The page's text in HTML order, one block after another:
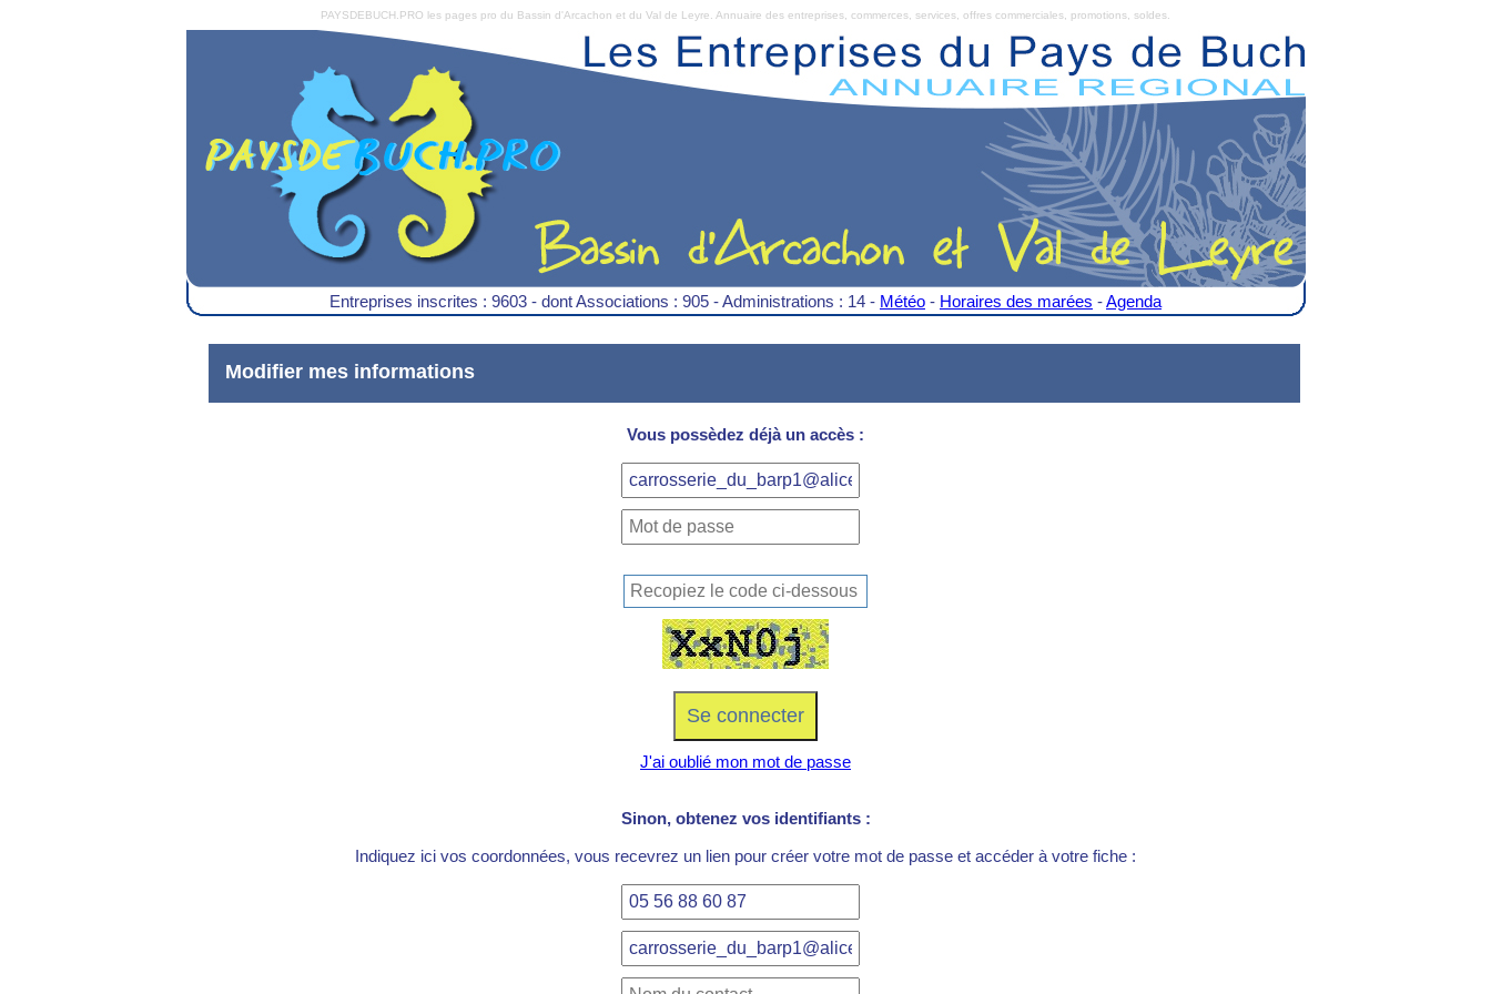
PAYSDEBUCH.PRO les pages pro du Bassin d'Arcachon et du Val de Leyre. Annuaire des entreprises, commerces, services, offres commerciales, promotions, soldes.
Entreprises inscrites : 9603 - dont Associations : 905 - Administrations : 14 - Météo - Horaires des marées -Agenda
Modifier mes informations
Vous possèdez déjà un accès :
J'ai oublié mon mot de passe
Sinon, obtenez vos identifiants :
Indiquez ici vos coordonnées, vous recevrez un lien pour créer votre mot de passe et accéder à votre fiche :